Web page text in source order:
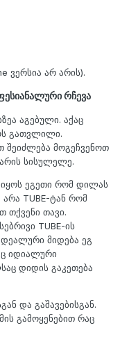
ვერსია არ არის).
რჩევა
აგებული. აქაც
გათვლილი.
შეიძლება მოგეჩვენოთ
სისულელე.
ეგეთი რომ დილას
არა TUBE-ტან რომ
თქვენი თავი.
TUBE-ის
მიდება ეგ
იდიალური
დიდის გაკეთება
და გაშავებისგან.
გამოყენებით რაც